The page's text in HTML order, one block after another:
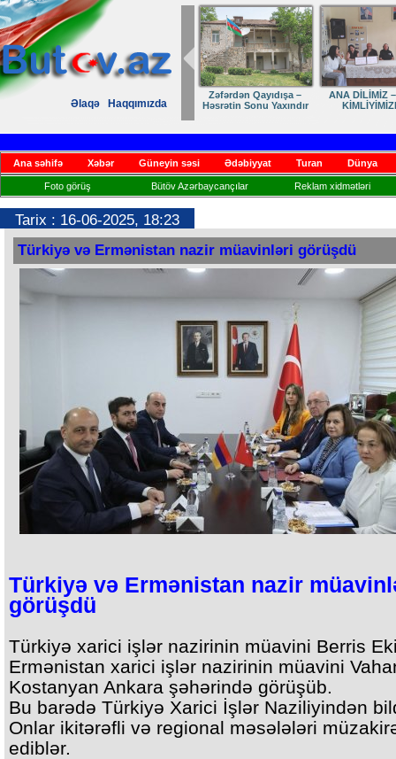
Əlaqə Haqqımızda
Zəfərdən Qayıdışa –
Həsrətin Sonu Yaxındır
ANA DİLİMİZ
Ana səhifə Xəbər Güneyin səsi Ədəbiyyat Turan Dünya
Foto görüş Bütöv Azərbaycançılar Reklam xidmətləri
Tarix : 16-06-2025, 18:23
Türkiyə və Ermənistan nazir müavinləri görüşdü
Türkiyə və Ermənistan nazir
görüşdü
Türkiyə xarici işlər nazirinin müavini Berris
Ermənistan xarici işlər nazirinin müavini
Kostanyan Ankara şəhərində görüşüb.
Bu barədə Türkiyə Xarici İşlər Naziliyindən
Onlar ikitərəfli və regional məsələləri
ediblər.